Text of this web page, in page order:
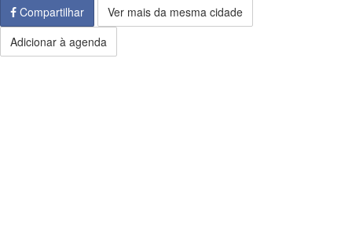
Compartilhar
Ver mais da mesma cidade
Adicionar à agenda